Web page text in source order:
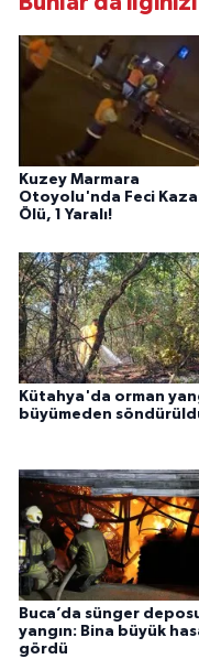
Kuzey Marmara
Otoyolu'nda Feci
Ölü, 1 Yaralı!
Kütahya'da orman
büyümeden
Buca’da sünger
yangın: Bina büyük
gördü